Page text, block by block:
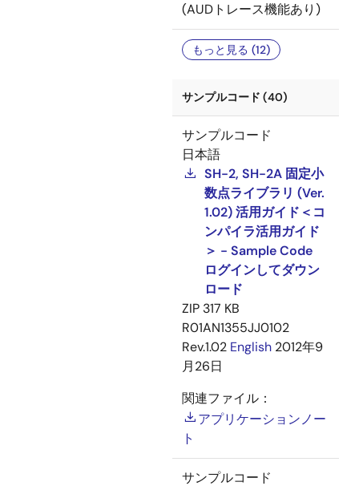
(AUDトレース機能あり)
もっと見る (12)
サンプルコード (40)
サンプルコード
日本語
SH-2, SH-2A 固定小
数点ライブラリ (Ver.
1.02) 活用ガイド＜コ
ンパイラ活用ガイド
＞ - Sample Code
ログインしてダウン
ロード
ZIP 317 KB
R01AN1355JJ0102
Rev.1.02 English 2012年9
月26日
関連ファイル：
アプリケーションノー
ト
サンプルコード